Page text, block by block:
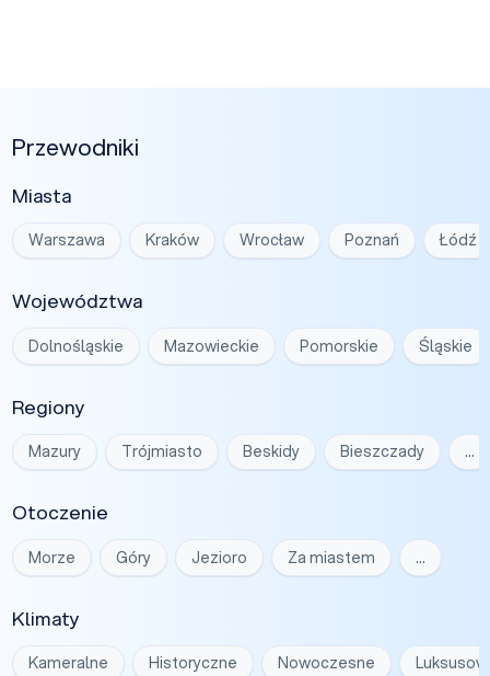
Przewodniki
Miasta
Warszawa Kraków Wrocław Poznań Łódź
Województwa
Dolnośląskie Mazowieckie Pomorskie Śląskie
Regiony
Mazury Trójmiasto Beskidy Bieszczady …
Otoczenie
Morze Góry Jezioro Za miastem …
Klimaty
Kameralne Historyczne Nowoczesne